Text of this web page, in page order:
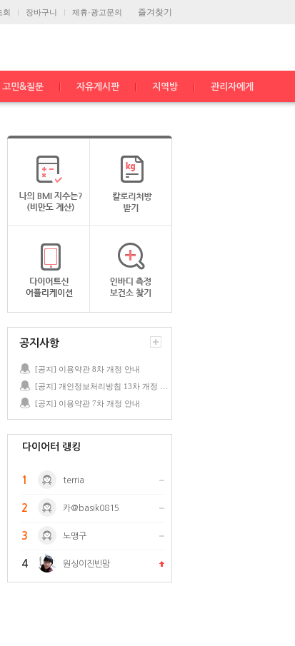
즐겨찾기
회 장바구니 제휴·광고문의
고민&질문 자유게시판 지역방 관리자에게
공지사항
[공지] 이용약관 8차 개정 안내
[공지] 이용약관 7차 개정 안내
다이어터 랭킹
1 terria
2 카@basik0815
3 노맹구
4 원싱이진빈맘